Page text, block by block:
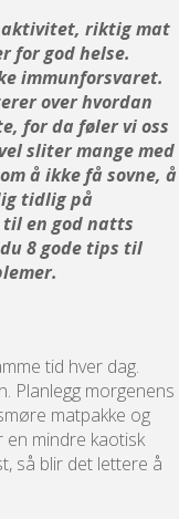
aktivitet, riktig mat
for god helse.
immunforsvaret.
over hvordan
for da føler vi oss
sliter mange med
å ikke få sovne, å
tidlig på
til en god natts
8 gode tips til
tid hver dag.
Planlegg morgenens
matpakke og
en mindre kaotisk
så blir det lettere å